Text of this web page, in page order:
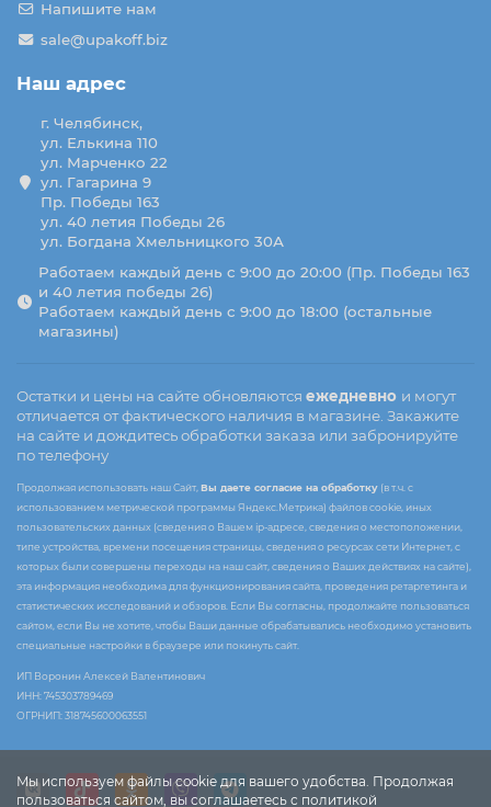
Мы используем файлы cookie для вашего удобства. Продолжая
пользоваться сайтом, вы соглашаетесь с политикой
Напишите нам
sale@upakoff.biz
Наш адрес
г. Челябинск,
ул. Елькина 110
ул. Марченко 22
ул. Гагарина 9
Пр. Победы 163
ул. 40 летия Победы 26
ул. Богдана Хмельницкого 30А
Работаем каждый день с 9:00 до 20:00 (Пр. Победы 163
и 40 летия победы 26)
Работаем каждый день с 9:00 до 18:00 (остальные
магазины)
Остатки и цены на сайте обновляются ежедневно и могут
отличается от фактического наличия в магазине. Закажите
на сайте и дождитесь обработки заказа или забронируйте
по телефону
Продолжая использовать наш Сайт, Вы даете согласие на обработку (в т.ч. с
использованием метрической программы Яндекс.Метрика) файлов cookie, иных
пользовательских данных (сведения о Вашем ip-адресе, сведения о местоположении,
типе устройства, времени посещения страницы, сведения о ресурсах сети Интернет, с
которых были совершены переходы на наш сайт, сведения о Ваших действиях на сайте),
эта информация необходима для функционирования сайта, проведения ретаргетинга и
статистических исследований и обзоров. Если Вы согласны, продолжайте пользоваться
сайтом, если Вы не хотите, чтобы Ваши данные обрабатывались необходимо установить
специальные настройки в браузере или покинуть сайт.
ИП Воронин Алексей Валентинович
ИНН: 745303789469
ОГРНИП: 318745600063551